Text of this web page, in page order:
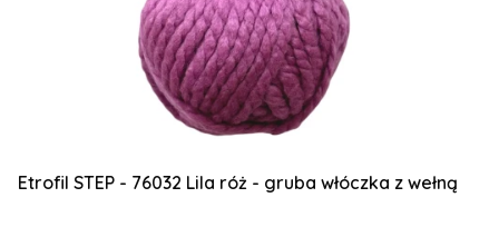
Etrofil STEP - 76032 Lila róż - gruba włóczka z wełną